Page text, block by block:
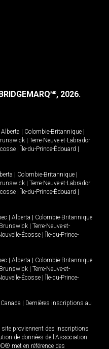
MD, 2026.
Alberta Colombie-Britannique
Terre-Neuve-et-Labrador
Île-du-Prince-Édouard
Colombie-Britannique
Terre-Neuve-et-Labrador
Île-du-Prince-Édouard
Alberta
Colombie-Britannique
Terre-Neuve-et-
Écosse
Île-du-Prince-
Alberta
Colombie-Britannique
Terre-Neuve-et-
Écosse
Île-du-Prince-
Dernières inscriptions au
proviennent des inscriptions
de données de l'Association
met en référence des